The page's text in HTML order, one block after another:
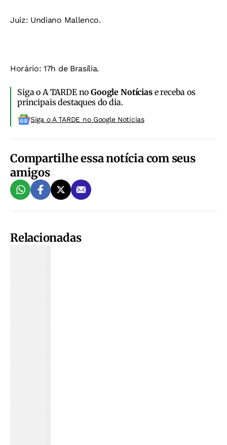
Juiz: Undiano Mallenco.
Horário: 17h de Brasília.
Siga o A TARDE noGoogle Notíciase receba os
principais destaques do dia.
Siga o A TARDE no Google Noticias
Compartilhe essa notícia com seus
amigos
Relacionadas